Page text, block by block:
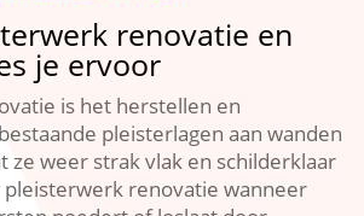
renovatie en
je ervoor
is het herstellen en
pleisterlagen aan wanden
ze weer strak vlak en schilderklaar
pleisterwerk renovatie wanneer